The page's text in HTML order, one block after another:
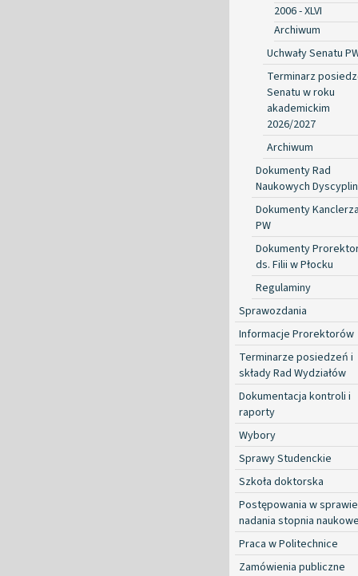
2006 - XLVI
Archiwum
Uchwały Senatu
Terminarz
Senatu w roku
akademickim
2026/2027
Archiwum
Dokumenty Rad
Naukowych Dyscyplin
Dokumenty Kanclerza
PW
Dokumenty
ds. Filii w Płocku
Regulaminy
Sprawozdania
Informacje Prorektorów
Terminarze posiedzeń i
składy Rad Wydziałów
Dokumentacja kontroli i
raporty
Wybory
Sprawy Studenckie
Szkoła doktorska
Postępowania w sprawie
nadania stopnia
Praca w Politechnice
Zamówienia publiczne